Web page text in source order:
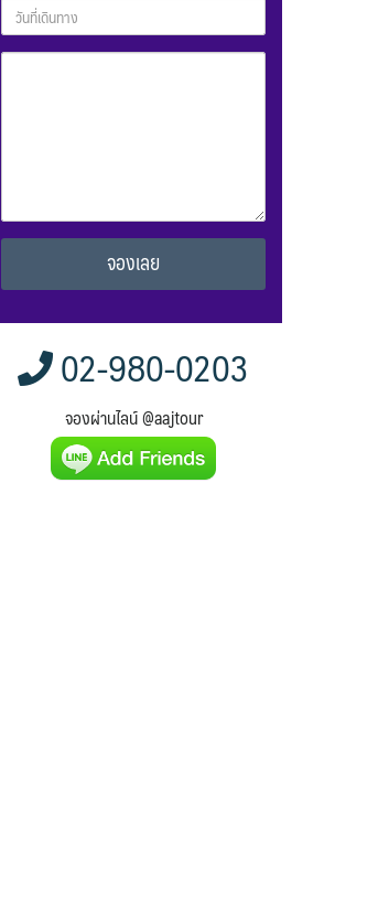
Alternative:
02-980-0203
จองผ่านไลน์ @aajtour